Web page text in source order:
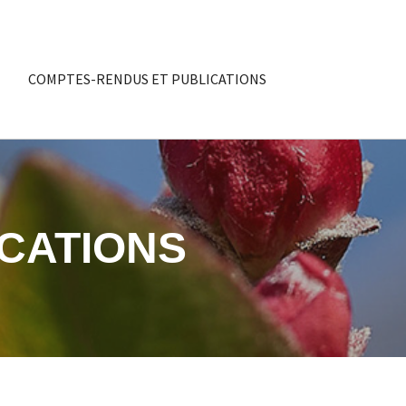
COMPTES-RENDUS ET PUBLICATIONS